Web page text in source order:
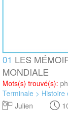
01 LES
MONDIALE
Mots(s) trouvé(s):
Terminale > Histoire
Julien